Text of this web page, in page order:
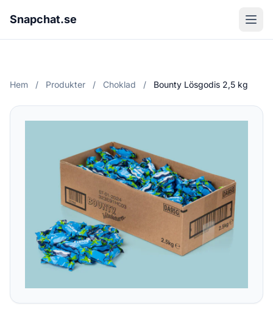
Snapchat.se
Hem / Produkter / Choklad / Bounty Lösgodis 2,5 kg